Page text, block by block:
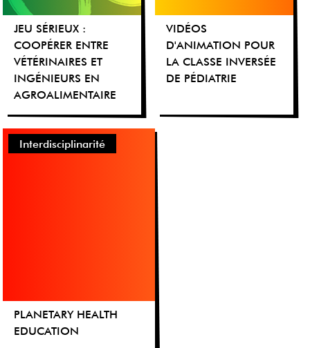
JEU SÉRIEUX :
COOPÉRER ENTRE
VÉTÉRINAIRES ET
INGÉNIEURS EN
AGROALIMENTAIRE
VIDÉOS
D'ANIMATION POUR
LA CLASSE INVERSÉE
DE PÉDIATRIE
Interdisciplinarité
PLANETARY HEALTH
EDUCATION